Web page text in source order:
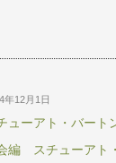
年12月1日
ューアト・バート
編 スチューアト